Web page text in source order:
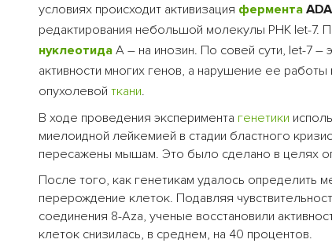
условиях происходит активизация фермента
редактирования небольшой молекулы РНК let-7.
нуклеотида А – на инозин. По совей сути, let-7 –
активности многих генов, а нарушение ее
опухолевой ткани.
В ходе проведения эксперимента генетики
миелоидной лейкемией в стадии бластного
пересажены мышам. Это было сделано в целях
После того, как генетикам удалось определить
перерождение клеток. Подавляя
соединения 8-Aza, ученые восстановили
клеток снизилась, в среднем, на 40 процентов.